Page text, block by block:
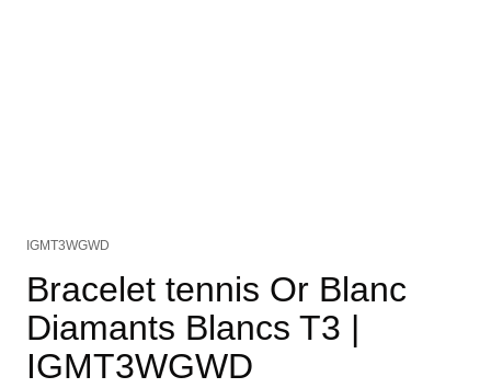
IGMT3WGWD
Bracelet tennis Or Blanc
Diamants Blancs T3 |
IGMT3WGWD